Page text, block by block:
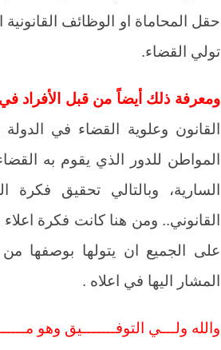
حقل المحاماة او الوظائف
تولي القضاء.
ومعرفة ذلك أيضاً من قبل الأفراد
القانون وعلوية القضاء في
المواطن للدور الذي يقوم به
السارية، وبالتالي تحقيق فكرة
القانوني.. ومن هنا كانت فكرة
على الجميع ان يتولها بوصفها من
المشار اليها في اعلاه .
والله ولـــي التوفـــــــيق وهو